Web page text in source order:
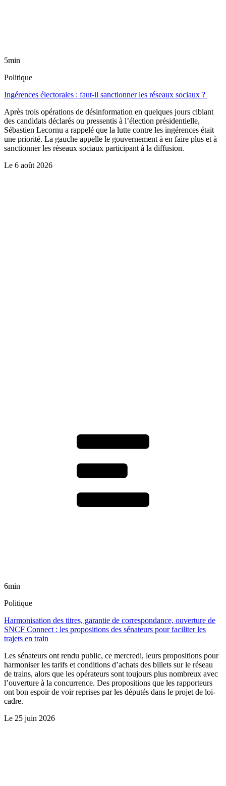
5min
Politique
Ingérences électorales : faut-il sanctionner les réseaux sociaux ?
Après trois opérations de désinformation en quelques jours ciblant
des candidats déclarés ou pressentis à l’élection présidentielle,
Sébastien Lecornu a rappelé que la lutte contre les ingérences était
une priorité. La gauche appelle le gouvernement à en faire plus et à
sanctionner les réseaux sociaux participant à la diffusion.
Le 6 août 2026
6min
Politique
Harmonisation des titres, garantie de correspondance, ouverture de
SNCF Connect : les propositions des sénateurs pour faciliter les
trajets en train
Les sénateurs ont rendu public, ce mercredi, leurs propositions pour
harmoniser les tarifs et conditions d’achats des billets sur le réseau
de trains, alors que les opérateurs sont toujours plus nombreux avec
l’ouverture à la concurrence. Des propositions que les rapporteurs
ont bon espoir de voir reprises par les députés dans le projet de loi-
cadre.
Le 25 juin 2026